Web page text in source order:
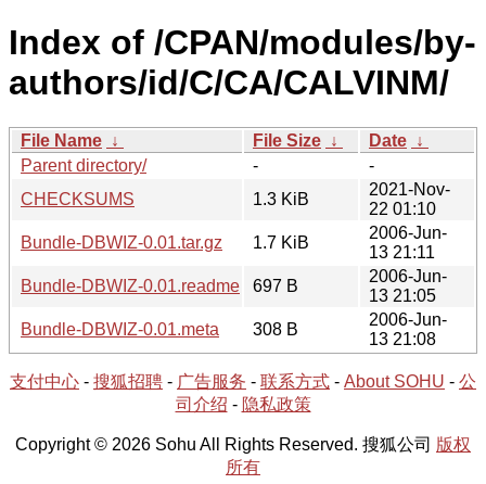
Index of /CPAN/modules/by-
authors/id/C/CA/CALVINM/
File Name ↓ File Size ↓ Date ↓
Parent directory/
-
-
CHECKSUMS
1.3 KiB
2021-Nov-
22 01:10
Bundle-DBWIZ-0.01.tar.gz
1.7 KiB
2006-Jun-
13 21:11
Bundle-DBWIZ-0.01.readme
697 B
2006-Jun-
13 21:05
Bundle-DBWIZ-0.01.meta
308 B
2006-Jun-
13 21:08
支付中心 - 搜狐招聘 - 广告服务 - 联系方式 - About SOHU - 公
司介绍 - 隐私政策
Copyright © 2026 Sohu All Rights Reserved. 搜狐公司 版权
所有